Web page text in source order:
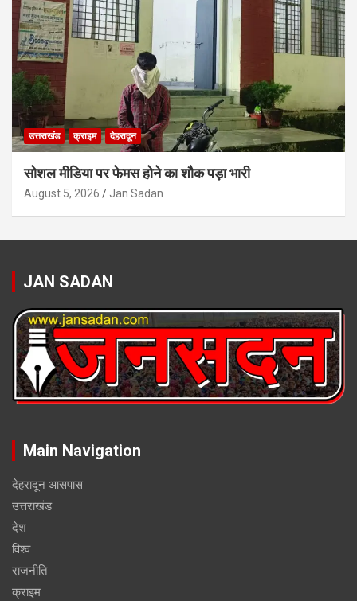
उत्तराखंड क्राइम देहरादून
सोशल मीडिया पर फेमस होने का शौक पड़ा भारी
August 5, 2026 Jan Sadan
JAN SADAN
Main Navigation
देहरादून आसपास
उत्तराखंड
देश
विश्व
राजनीति
क्राइम